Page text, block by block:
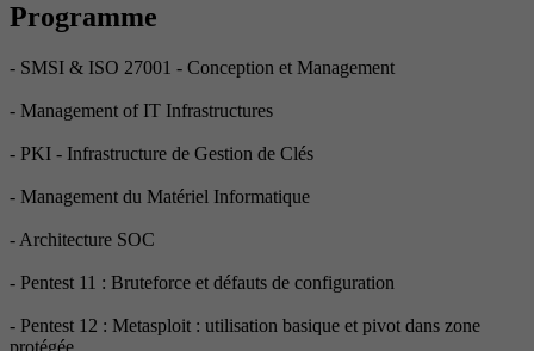
Programme
- SMSI & ISO 27001 - Conception et Management
- Management of IT Infrastructures
- PKI - Infrastructure de Gestion de Clés
- Management du Matériel Informatique
- Architecture SOC
- Pentest 11 : Bruteforce et défauts de configuration
- Pentest 12 : Metasploit : utilisation basique et pivot dans zone